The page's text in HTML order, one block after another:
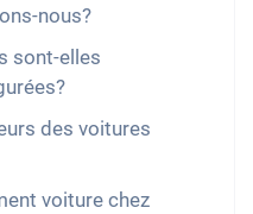
nous?
sont-elles
des voitures
voiture chez